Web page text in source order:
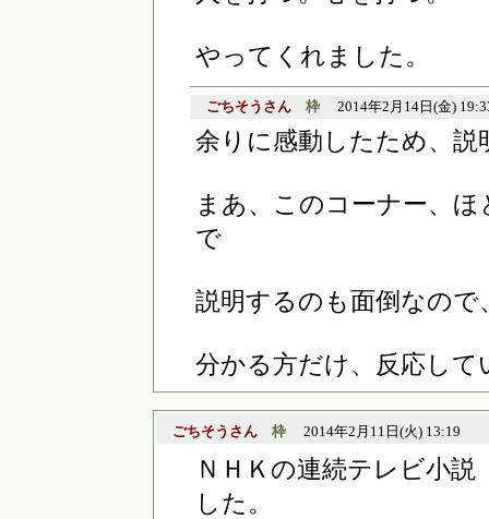
やってくれました。
ごちそうさん 枠 2014年2月14日(金)
余りに感動したため、
まあ、このコーナー、
で
説明するのも面倒なので
分かる方だけ、反応し
ごちそうさん 枠 2014年2月11日(火) 13:19
ＮＨＫの連続テレビ小
した。